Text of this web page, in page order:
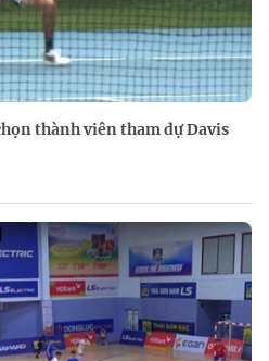
thành viên tham dự Davis